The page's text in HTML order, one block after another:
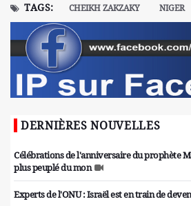
TAGS: CHEIKH ZAKZAKY NIGER
DERNIÈRES NOUVELLES
Célébrations de l'anniversaire du prophète
plus peuplé du mon
Experts de l'ONU : Israël est en train de